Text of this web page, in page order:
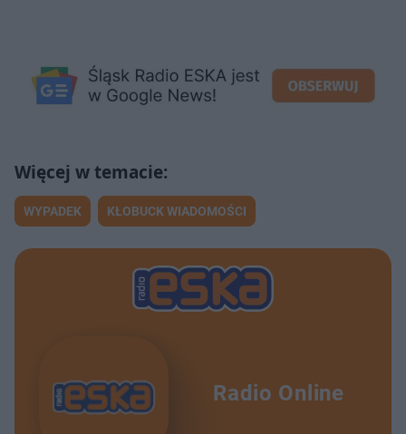
WYPADEK KŁOBUCK WIADOMOŚCI
Radio Online